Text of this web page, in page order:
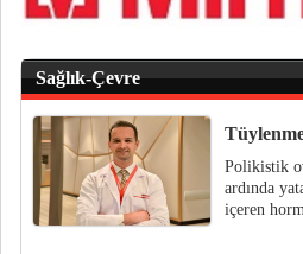
Sağlık-Çevre
Polikistik
ardında
içeren